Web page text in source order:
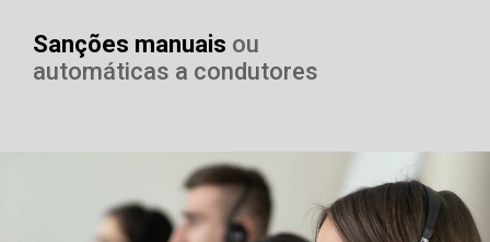
Sanções manuais ou
automáticas a condutores